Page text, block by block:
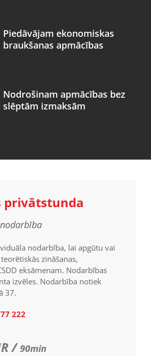
Piedāvājam ekonomiskas
braukšanas apmācības
Nodrošinam apmācības bez
slēptām izmaksām
privātstunda
nodarbība, lai apgūtu vai
zināšanas,
eksāmenam. Nodarbības
izvēles. Nodarbība notiek
37.
222
/90min